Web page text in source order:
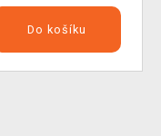
Do košíku